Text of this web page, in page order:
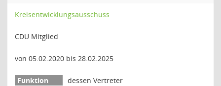
Kreisentwicklungsausschuss
CDU Mitglied
von 05.02.2020 bis 28.02.2025
dessen Vertreter